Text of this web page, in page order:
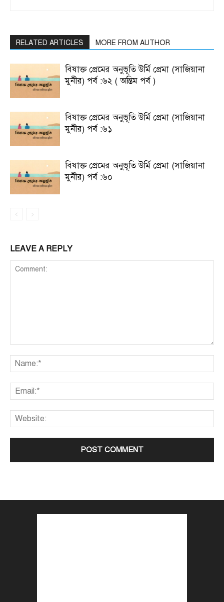
RELATED ARTICLES MORE FROM AUTHOR
বিষাক্ত প্রেমের অনুভূতি উর্মি প্রেমা (সাজিয়ানা
মুনীর) পর্ব :৬২ ( অন্তিম পর্ব )
বিষাক্ত প্রেমের অনুভূতি উর্মি প্রেমা (সাজিয়ানা
মুনীর) পর্ব :৬১
বিষাক্ত প্রেমের অনুভূতি উর্মি প্রেমা (সাজিয়ানা
মুনীর) পর্ব :৬০
LEAVE A REPLY